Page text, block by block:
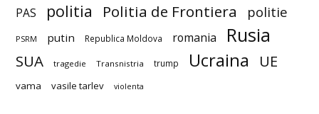
PAS politia Politia de Frontiera politie
PSRM putin Republica Moldova romania Rusia
SUA tragedie Transnistria trump Ucraina UE
vama vasile tarlev violenta